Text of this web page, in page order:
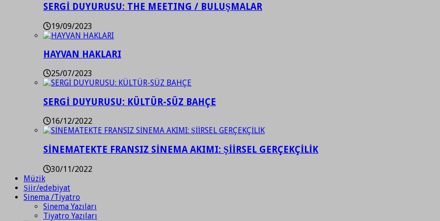
SERGİ DUYURUSU: THE MEETING / BULUŞMALAR
19/09/2023
HAYVAN HAKLARI
25/07/2023
SERGİ DUYURUSU: KÜLTÜR-SÜZ BAHÇE
16/12/2022
SİNEMATEKTE FRANSIZ SİNEMA AKIMI: ŞİİRSEL GERÇEKÇİLİK
30/11/2022
Müzik
Şiir/edebiyat
Sinema /Tiyatro
Sinema Yazıları
Tiyatro Yazıları